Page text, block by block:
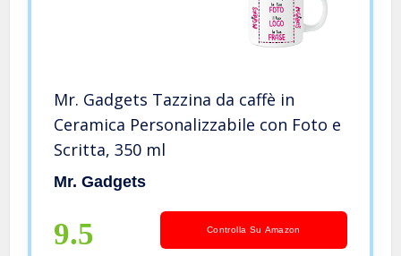
Mr. Gadgets Tazzina da caffè in
Ceramica Personalizzabile con Foto e
Scritta, 350 ml
Mr. Gadgets
9.5 Controlla Su Amazon